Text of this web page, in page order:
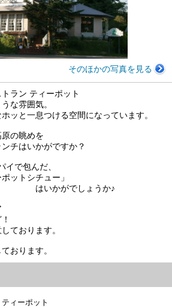
そのほかの写真を見る
ラン ティーポット
な雰囲気。
ッと一息つける空間になっています。
の眺めを
チはいかがですか？
イで包んだ、
トシチュー」
しょうか♪
ております。
おります。
ィーポット